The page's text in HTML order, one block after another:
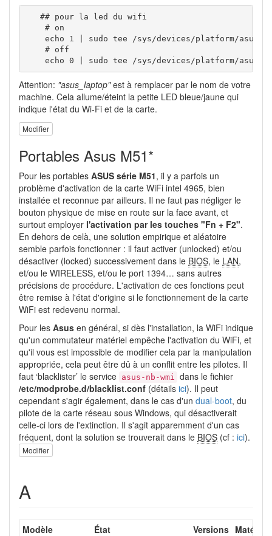
   ## pour la led du wifi
    # on
echo 1 | sudo tee /sys/devices/platform/
    # off
echo 0 | sudo tee /sys/devices/platform/
Attention: "asus_laptop"est à remplacer par le nom de votre
machine. Cela allume/éteint la petite LED bleue/jaune qui
indique l'état du Wi-Fi et de la carte.
Modifier
Portables Asus M51*
Pour les portables ASUS série M51, il y a parfois un
problème d'activation de la carte WiFi intel 4965, bien
installée et reconnue par ailleurs. Il ne faut pas négliger le
bouton physique de mise en route sur la face avant, et
surtout employer l'activation par les touches "Fn + F2".
En dehors de celà, une solution empirique et aléatoire
semble parfois fonctionner : il faut activer (unlocked) et/ou
désactiver (locked) successivement dans le BIOS, le LAN,
et/ou le WIRELESS, et/ou le port 1394… sans autres
précisions de procédure. L'activation de ces fonctions peut
être remise à l'état d'origine si le fonctionnement de la carte
WiFi est redevenu normal.
Pour les Asus en général, si dès l'installation, la WiFi indique
qu'un commutateur matériel empêche l'activation du WiFi, et
qu'il vous est impossible de modifier cela par la manipulation
appropriée, cela peut être dû à un conflit entre les pilotes. Il
faut ‘blacklister’ le service asus-nb-wmi
dans le fichier
/etc/modprobe.d/blacklist.conf (détails ici). Il peut
cependant s'agir également, dans le cas d'un dual-boot, du
pilote de la carte réseau sous Windows, qui désactiverait
celle-ci lors de l'extinction. Il s'agit apparemment d'un cas
fréquent, dont la solution se trouverait dans le BIOS (cf : ici).
Modifier
A
Modèle État Versions